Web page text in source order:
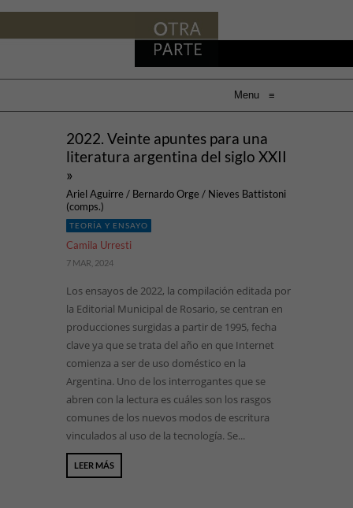
Menu ≡
2022. Veinte apuntes para una
literatura argentina del siglo XXII
»
Ariel Aguirre / Bernardo Orge / Nieves Battistoni
(comps.)
TEORÍA Y ENSAYO
Camila Urresti
7 MAR, 2024
Los ensayos de 2022, la compilación editada por
la Editorial Municipal de Rosario, se centran en
producciones surgidas a partir de 1995, fecha
clave ya que se trata del año en que Internet
comienza a ser de uso doméstico en la
Argentina. Uno de los interrogantes que se
abren con la lectura es cuáles son los rasgos
comunes de los nuevos modos de escritura
vinculados al uso de la tecnología. Se...
LEER MÁS